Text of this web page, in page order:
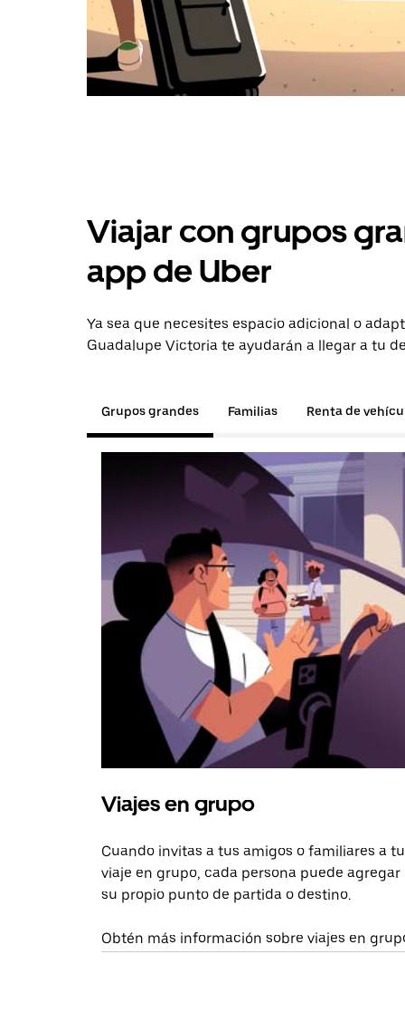
Viajar con grupos
app de Uber
Ya sea que necesites espacio adicional o
Guadalupe Victoria te ayudarán a llegar a tu
Grupos grandes Familias Renta de
Viajes en grupo
Cuando invitas a tus amigos o familiares a tu
viaje en grupo, cada persona puede agregar
su propio punto de partida o destino.
Obtén más información sobre viajes en